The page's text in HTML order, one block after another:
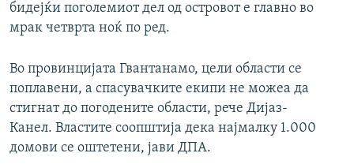
бидејќи поголемиот дел од островот е главно во
мрак четврта ноќ по ред.
Во провинцијата Гвантанамо, цели области се
поплавени, а спасувачките екипи не можеа да
стигнат до погодените области, рече Дијаз-
Канел. Властите соопштија дека најмалку 1.000
домови се оштетени, јави ДПА.